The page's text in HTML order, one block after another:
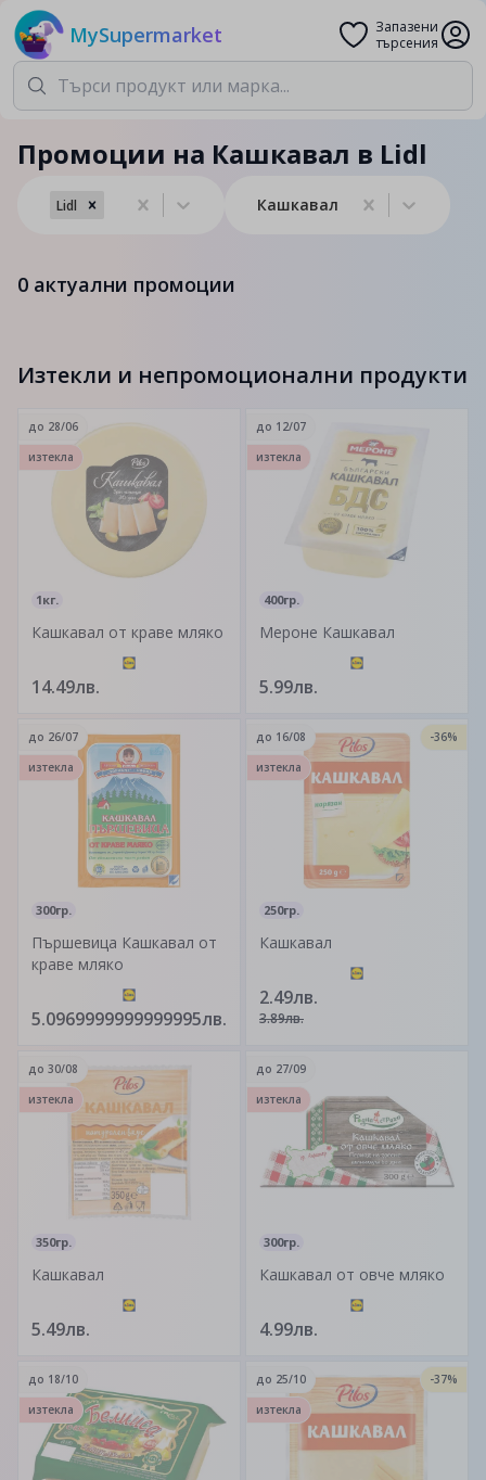
MySupermarket
Запазени
търсения
Промоции на Кашкавал в Lidl
Lidl Кашкавал
0 актуални промоции
Изтекли и непромоционални продукти
1кг.
Кашкавал от краве мляко
14.49лв.
до 28/06
изтекла
400гр.
Мероне Кашкавал
5.99лв.
до 12/07
изтекла
300гр.
Пършевица Кашкавал от
краве мляко
5.0969999999999995лв.
до 26/07
изтекла
250гр.
Кашкавал
2.49лв.
3.89лв.
до 16/08
-36%
изтекла
350гр.
Кашкавал
5.49лв.
до 30/08
изтекла
300гр.
Кашкавал от овче мляко
4.99лв.
до 27/09
изтекла
до 18/10
изтекла
до 25/10
-37%
изтекла